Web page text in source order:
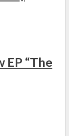
EP “The